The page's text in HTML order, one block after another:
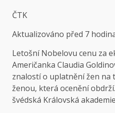
ČTK
Aktualizováno před 7
Letošní Nobelovu cenu za
Američanka Claudia
znalostí o uplatnění žen na
ženou, která ocenění
švédská Královská